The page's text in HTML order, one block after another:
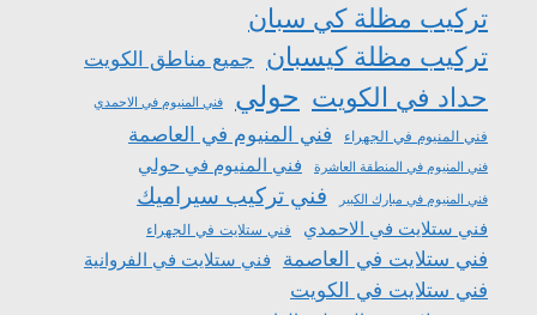
تركيب مظلة كي سبان
تركيب مظلة كيسبان جميع مناطق الكويت
حداد في الكويت حولي فني المنيوم في الاحمدي
فني المنيوم في الجهراء فني المنيوم في العاصمة
فني المنيوم في المنطقة العاشرة فني المنيوم في حولي
فني المنيوم في مبارك الكبير فني تركيب سيراميك
فني ستلايت في الاحمدي فني ستلايت في الجهراء
فني ستلايت في العاصمة فني ستلايت في الفروانية
فني ستلايت في الكويت